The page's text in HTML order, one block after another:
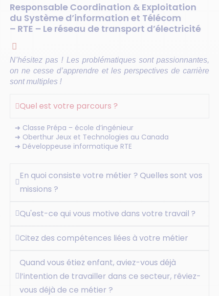
Responsable Coordination & Exploitation
du Système d’information et Télécom
– RTE – Le réseau de transport d’électricité
N’hésitez pas ! Les problématiques sont passionnantes,
on ne cesse d’apprendre et les perspectives de carrière
sont multiples !
Quel est votre parcours ?
➜ Classe Prépa – école d’ingénieur
➜ Oberthur Jeux et Technologies au Canada
➜ Développeuse informatique RTE
En quoi consiste votre métier ? Quelles sont vos
missions ?
Qu'est-ce qui vous motive dans votre travail ?
Citez des compétences liées à votre métier
Quand vous étiez enfant, aviez-vous déjà
l’intention de travailler dans ce secteur, rêviez-
vous déjà de ce métier ?